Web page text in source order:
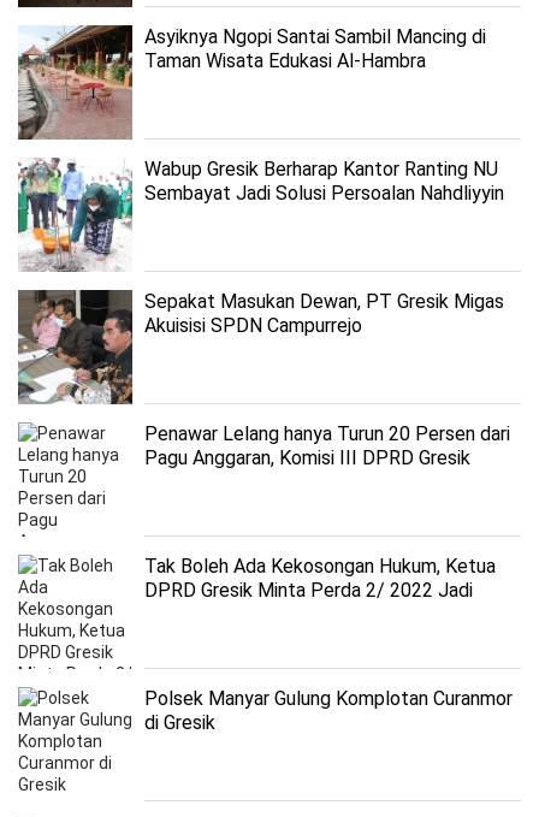
Asyiknya Ngopi Santai Sambil Mancing di
Taman Wisata Edukasi Al-Hambra
Wabup Gresik Berharap Kantor Ranting NU
Sembayat Jadi Solusi Persoalan Nahdliyyin
Sepakat Masukan Dewan, PT Gresik Migas
Akuisisi SPDN Campurrejo
Penawar Lelang hanya Turun 20 Persen dari
Pagu Anggaran, Komisi III DPRD Gresik
Tak Boleh Ada Kekosongan Hukum, Ketua
DPRD Gresik Minta Perda 2/ 2022 Jadi
Polsek Manyar Gulung Komplotan Curanmor
di Gresik